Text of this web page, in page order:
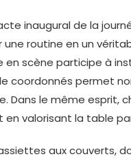
inaugural de la
routine en un
scène participe à
coordonnés permet
Dans le même esprit,
valorisant la table
aux couverts,